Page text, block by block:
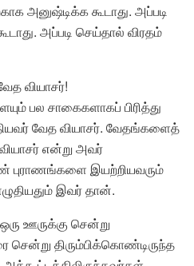
அனுஷ்டிக்க கூடாது. அப்படி
அப்படி செய்தால் விரதம்
வியாசர்!
பல சாகைகளாகப் பிரித்து
வேத வியாசர். வேதங்களைத்
என்று அவர்
புராணங்களை இயற்றியவரும்
இவர் தான்.
ஊருக்கு சென்று
சென்று திரும்பிக்கொண்டிருந்த